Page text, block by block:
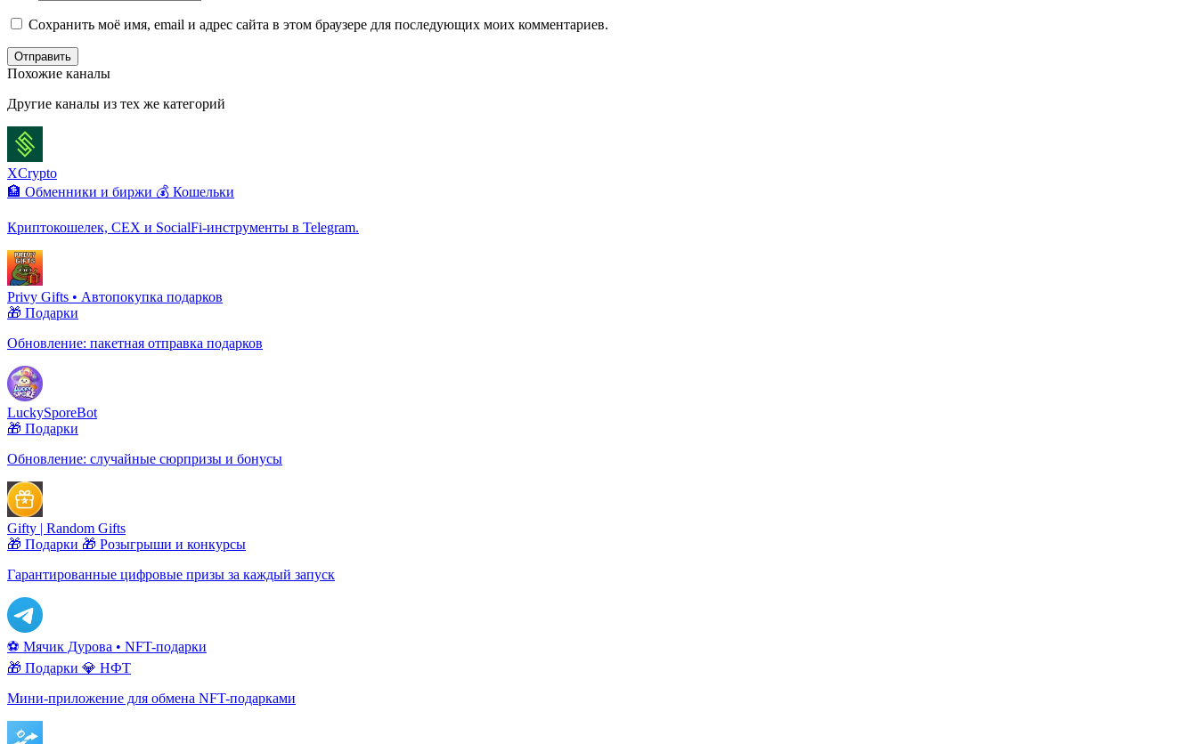
Сохранить моё имя, email и адрес сайта в этом браузере для последующих моих комментариев.
Отправить
Похожие каналы
Другие каналы из тех же категорий
XCrypto
🏦 Обменники и биржи 💰 Кошельки
Криптокошелек, CEX и SocialFi-инструменты в Telegram.
Privy Gifts • Автопокупка подарков
🎁 Подарки
Обновление: пакетная отправка подарков
LuckySporeBot
🎁 Подарки
Обновление: случайные сюрпризы и бонусы
Gifty | Random Gifts
🎁 Подарки 🎁 Розыгрыши и конкурсы
Гарантированные цифровые призы за каждый запуск
⚽️ Мячик Дурова • NFT-подарки
🎁 Подарки 💎 НФТ
Мини-приложение для обмена NFT-подарками